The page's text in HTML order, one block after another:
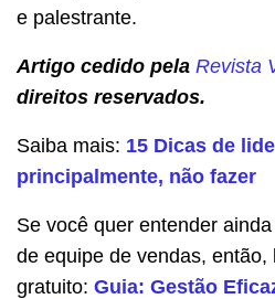
e palestrante.
Artigo cedido pela Revista
direitos reservados.
Saiba mais: 15 Dicas de
principalmente, não fazer
Se você quer entender
de equipe de vendas,
gratuito: Guia: Gestão